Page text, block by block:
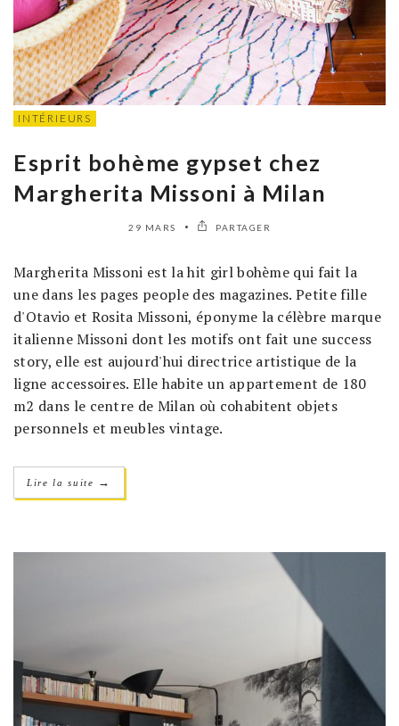
INTÉRIEURS
Esprit bohème gypset chez
Margherita Missoni à Milan
29 MARS PARTAGER
Margherita Missoni est la hit girl bohème qui fait la
une dans les pages people des magazines. Petite fille
d'Otavio et Rosita Missoni, éponyme la célèbre marque
italienne Missoni dont les motifs ont fait une success
story, elle est aujourd'hui directrice artistique de la
ligne accessoires. Elle habite un appartement de 180
m2 dans le centre de Milan où cohabitent objets
personnels et meubles vintage.
Lire la suite →